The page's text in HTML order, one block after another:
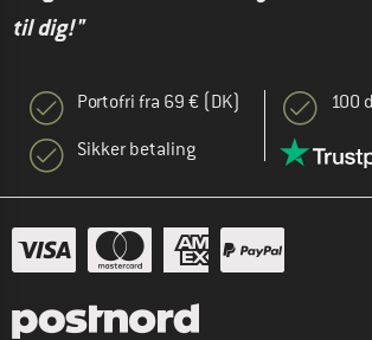
til dig!"
Portofri fra 69 € (DK)
Sikker betaling
100